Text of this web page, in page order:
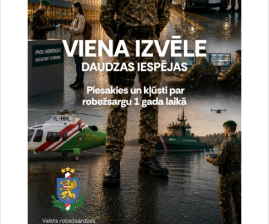
Dalība Austrumlatgales reģionālajā
profesionālās un augstākās izglītības
iestāžu izstādē “Izglītība un Karjera 2023”
Jebkurš interesents varēs iepazīties ar robežsarga
profesijas specifiku un izglītības iespējām Valsts
robežsardzes koledžā, apskatīt…
Izglītība